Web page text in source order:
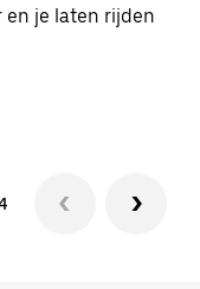
en je laten rijden